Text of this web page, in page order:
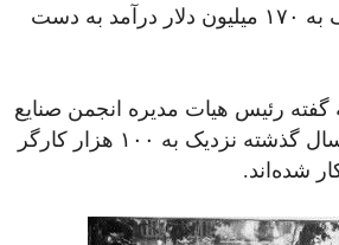
میلیون وارادات نزدیک به ۱۷۰ میلیون دلار درآمد به دست
گفته رئیس هیات مدیره انجمن صنایع
نساجی ایران در ۱۰ سال گذشته نزدیک به ۱۰۰ هزار کارگر
شده‌اند.